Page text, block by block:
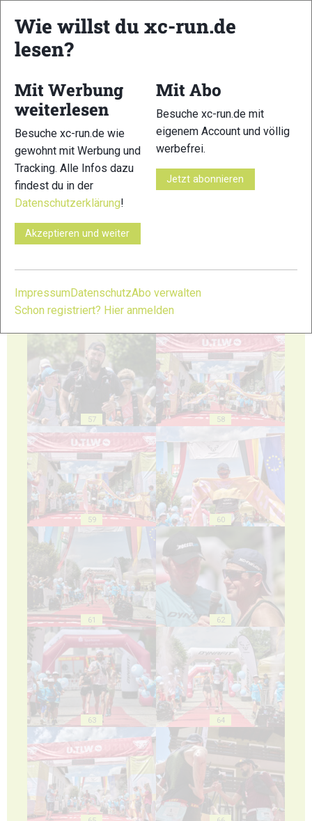
49 50
51 52
57 58
59 60
61 62
63 64
Wie willst du xc-run.de
lesen?
Mit Werbung
weiterlesen
Besuche xc-run.de wie
gewohnt mit Werbung und
Tracking. Alle Infos dazu
findest du in der
Datenschutzerklärung!
Akzeptieren und weiter
Mit Abo
Besuche xc-run.de mit
eigenem Account und völlig
werbefrei.
Jetzt abonnieren
ImpressumDatenschutzAbo verwalten
Schon registriert? Hier anmelden